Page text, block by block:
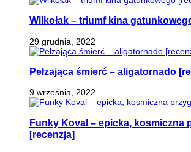
Wilkołak – triumf kina
29 grudnia, 2022
Pełzająca śmierć – aligatornado
9 września, 2022
Funky Koval – epicka, kosmiczna
[recenzja]